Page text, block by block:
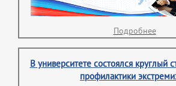
Подробнее
В университете состоялся круглый
профилактики